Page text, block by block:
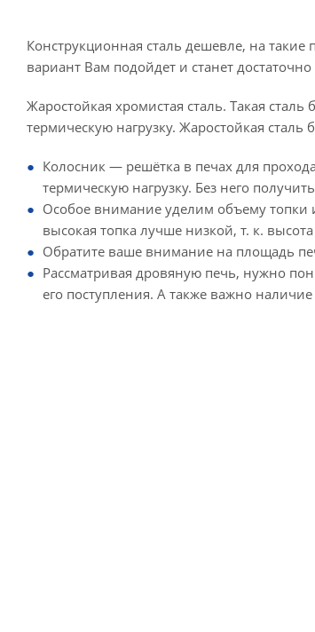
Конструкционная сталь дешевле, на
вариант Вам подойдет и станет
Жаростойкая хромистая сталь. Такая
термическую нагрузку. Жаростойкая
Колосник — решётка в печах для
термическую нагрузку. Без него
Особое внимание уделим объему
высокая топка лучше низкой, т. к.
Обратите ваше внимание на площадь
Рассматривая дровяную печь, нужно
его поступления. А также важно